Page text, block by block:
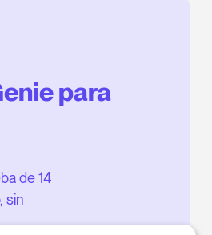
para
de 14
sin